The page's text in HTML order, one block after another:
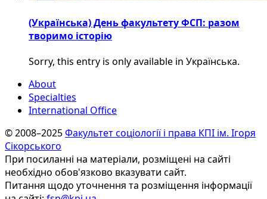
(Українська) День факультету ФСП: разом
творимо історію
Sorry, this entry is only available in Українська.
About
Specialties
International Office
© 2008–2025Факультет соціології і права КПІ ім. Ігоря
Сікорського
При посиланні на матеріали, розміщені на сайті
необхідно обов'язково вказувати сайт.
Питання щодо уточнення та розміщення інформації